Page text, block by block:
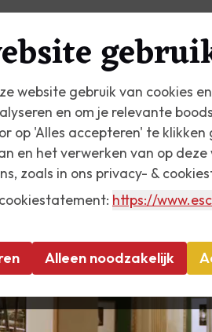
website gebruik van cookies
en om je relevante
op 'Alles accepteren' te
en het verwerken van op deze
zoals in ons privacy- &
https://
Alleen noodzakelijk
Plan je bezoek Zien & doen